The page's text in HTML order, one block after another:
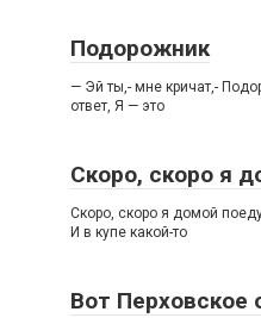
Подорожник
— Эй ты,- мне кричат,-
ответ, Я — это
Скоро, скоро я
Скоро, скоро я домой
И в купе какой-то
Вот Перховское